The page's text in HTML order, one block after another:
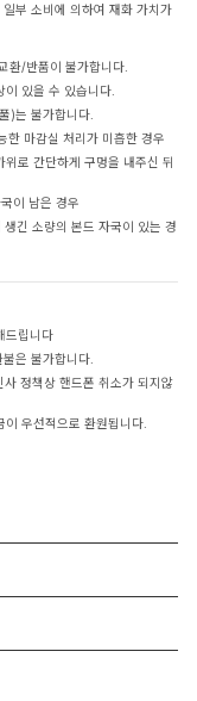
부 소비에 의하여 재화 가치가
환/반품이 불가합니다.
있을 수 있습니다.
)는 불가합니다.
한 마감실 처리가 미흡한 경우
로 간단하게 구멍을 내주신 뒤
이 남은 경우
긴 소량의 본드 자국이 있는 경
드립니다
은 불가합니다.
정책상 핸드폰 취소가 되지않
우선적으로 환원됩니다.